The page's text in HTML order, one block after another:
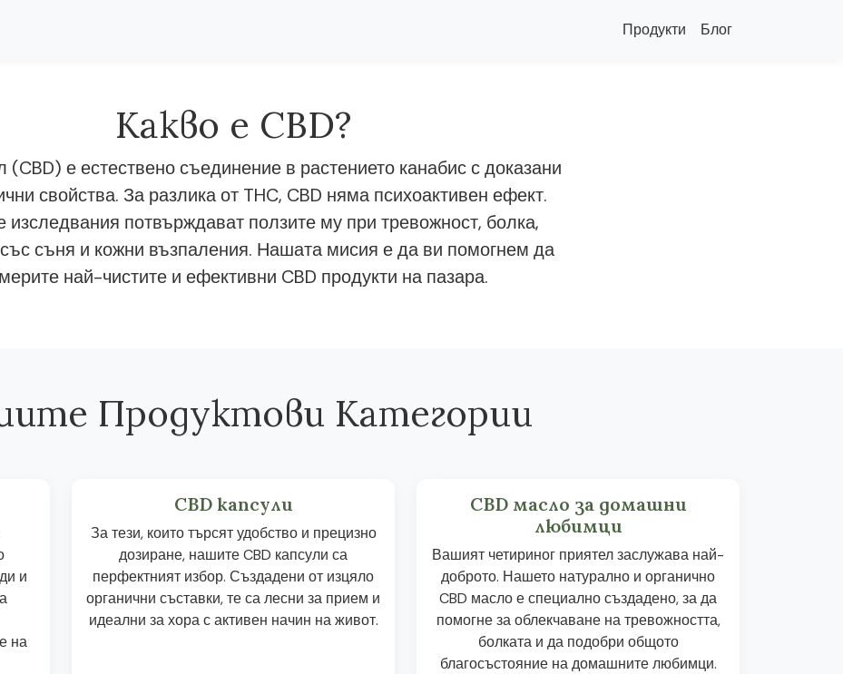
Продукти Блог
Какво е CBD?
(CBD) е естествено съединение в растението канабис с доказани
свойства. За разлика от THC, CBD няма психоактивен ефект.
изследвания потвърждават ползите му при тревожност, болка,
съня и кожни възпаления. Нашата мисия е да ви помогнем да
най-чистите и ефективни CBD продукти на пазара.
Продуктови Категории
и
на
CBD капсули
За тези, които търсят удобство и прецизно
дозиране, нашите CBD капсули са
перфектният избор. Създадени от изцяло
органични съставки, те са лесни за прием и
идеални за хора с активен начин на живот.
CBD масло за домашни
любимци
Вашият четириног приятел заслужава най-
доброто. Нашето натурално и органично
CBD масло е специално създадено, за да
помогне за облекчаване на тревожността,
болката и да подобри общото
благосъстояние на домашните любимци.